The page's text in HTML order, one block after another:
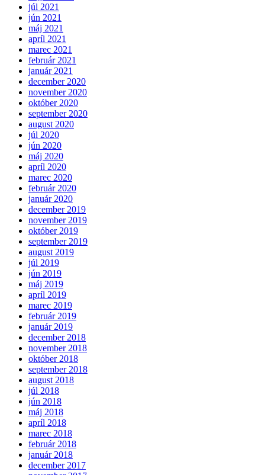
júl 2021
jún 2021
máj 2021
apríl 2021
marec 2021
február 2021
január 2021
december 2020
november 2020
október 2020
september 2020
august 2020
júl 2020
jún 2020
máj 2020
apríl 2020
marec 2020
február 2020
január 2020
december 2019
november 2019
október 2019
september 2019
august 2019
júl 2019
jún 2019
máj 2019
apríl 2019
marec 2019
február 2019
január 2019
december 2018
november 2018
október 2018
september 2018
august 2018
júl 2018
jún 2018
máj 2018
apríl 2018
marec 2018
február 2018
január 2018
december 2017